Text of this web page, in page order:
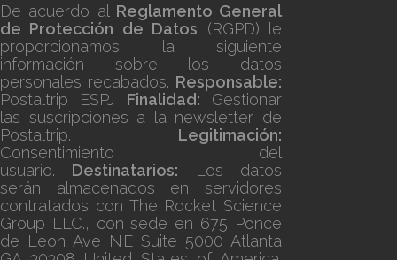
De acuerdo al Reglamento General
de Protección de Datos (RGPD) le
proporcionamos la siguiente
información sobre los datos
personales recabados. Responsable:
Postaltrip ESPJ Finalidad: Gestionar
las suscripciones a la newsletter de
Postaltrip. Legitimación:
Consentimiento del
usuario. Destinatarios: Los datos
serán almacenados en servidores
contratados con The Rocket Science
Group LLC., con sede en 675 Ponce
de Leon Ave NE Suite 5000 Atlanta